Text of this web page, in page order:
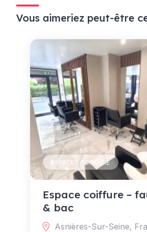
Vous aimeriez peut-être
ESPACES COIFFURE
Espace coiffure –
& bac
Asnières-Sur-Seine,